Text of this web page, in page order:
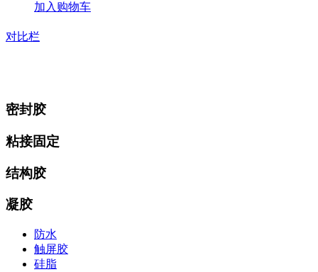
加入购物车
对比栏
密封胶
粘接固定
结构胶
凝胶
防水
触屏胶
硅脂